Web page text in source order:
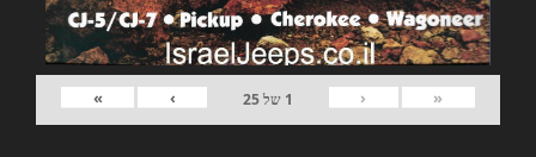
«
‹
1 של25
›
»